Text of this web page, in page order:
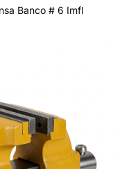
Banco # 6 Imfl